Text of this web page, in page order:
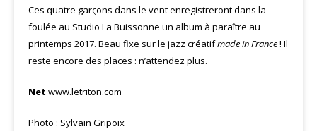
Ces quatre garçons dans le vent enregistreront dans la
foulée au Studio La Buissonne un album à paraître au
printemps 2017. Beau fixe sur le jazz créatifmade in France! Il
reste encore des places : n’attendez plus.
Net www.letriton.com
Photo : Sylvain Gripoix